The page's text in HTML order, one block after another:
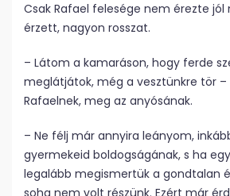
Csak Rafael felesége nem érezte jól
érzett, nagyon rosszat.
– Látom a kamaráson, hogy ferde
meglátjátok, még a vesztünkre tör
Rafaelnek, meg az anyósának.
– Ne félj már annyira leányom,
gyermekeid boldogságának, s ha
legalább megismertük a gondtalan
soha nem volt részünk. Ezért már